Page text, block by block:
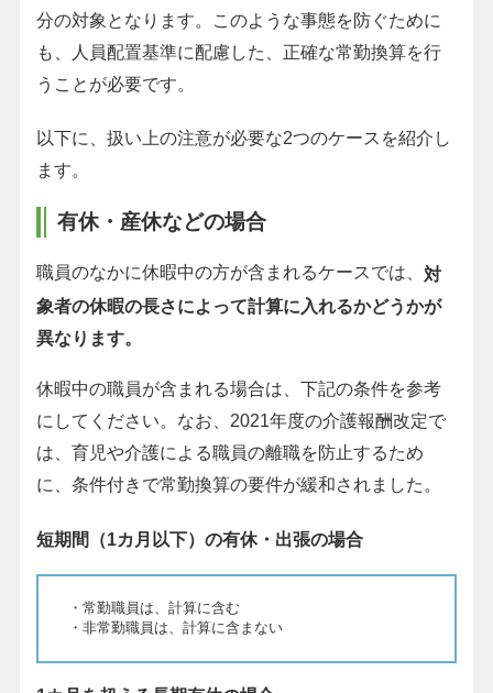
分の対象となります。このような事態を防ぐために
も、人員配置基準に配慮した、正確な常勤換算を行
うことが必要です。
以下に、扱い上の注意が必要な2つのケースを紹介し
ます。
有休・産休などの場合
職員のなかに休暇中の方が含まれるケースでは、 対
象者の休暇の長さによって計算に入れるかどうかが
異なります。
休暇中の職員が含まれる場合は、下記の条件を参考
にしてください。なお、2021年度の介護報酬改定で
は、育児や介護による職員の離職を防止するため
に、条件付きで常勤換算の要件が緩和されました。
短期間（1カ月以下）の有休・出張の場合
・常勤職員は、計算に含む
・非常勤職員は、計算に含まない